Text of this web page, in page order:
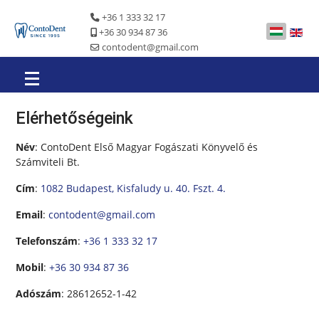
+36 1 333 32 17
+36 30 934 87 36
contodent@gmail.com
Elérhetőségeink
Név: ContoDent Első Magyar Fogászati Könyvelő és
Számviteli Bt.
Cím: 1082 Budapest, Kisfaludy u. 40. Fszt. 4.
Email:contodent@gmail.com
Telefonszám:+36 1 333 32 17
Mobil:+36 30 934 87 36
Adószám: 28612652-1-42